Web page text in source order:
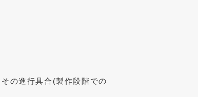
の進行具合(製作段階での